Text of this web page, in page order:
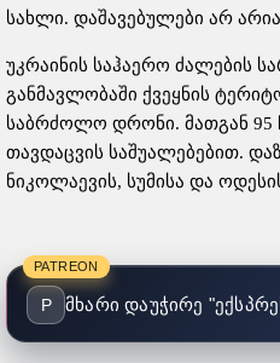
სახლი. დაშავებულები არ
უკრაინის საჰაერო ძალების
განმავლობაში ქვეყნის
საბრძოლო დრონი. მათგან 95
თავდაცვის საშუალებებით.
ნიკოლაევის, სუმისა და
PATREON
P მხარი დაუჭირე